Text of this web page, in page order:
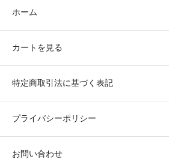
ホーム
カートを見る
特定商取引法に基づく表記
プライバシーポリシー
お問い合わせ